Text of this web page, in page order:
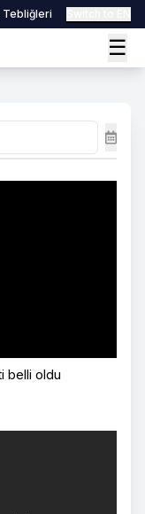
Tebliğleri
☰
belli oldu